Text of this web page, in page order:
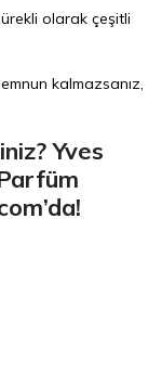
olarak çeşitli
kalmazsanız,
Yves